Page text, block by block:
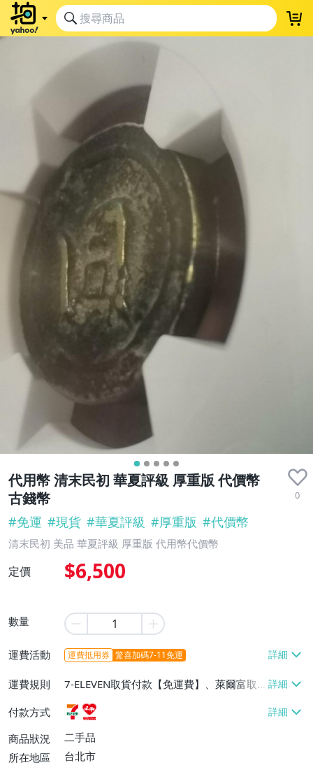
代用幣 清末民初 華夏評級 厚重版 代價幣
古錢幣
0
#免運 #現貨 #華夏評級 #厚重版 #代價幣
清末民初 美品 華夏評級 厚重版 代用幣代價幣
定價 $6,500
數量
運費活動 運費抵用券 驚喜加碼7-11免運
運費規則
7-ELEVEN取貨付款【免運費】、萊爾富取
貨付款【免運費】
付款方式
商品狀況
二手品
所在地區
台北市